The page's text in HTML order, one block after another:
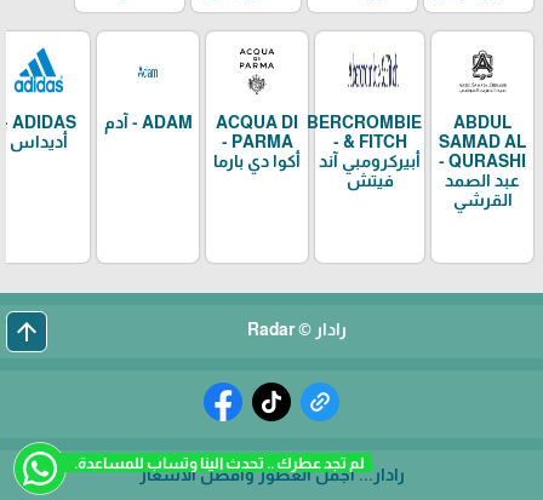
لم تجد عطرك .. تحدث الينا وتساب للمساعدة.
ABDUL
SAMAD AL
QURASHI -
عبد الصمد
القرشي
ABERCROMBIE
& FITCH -
أبيركرومبي آند
فيتش
ACQUA DI
PARMA -
أكوا دي بارما
ADAM - آدم
ADIDAS -
أديداس
رادار © Radar arrow_upward
رادار... أجمل العطور وأفضل الأسعار